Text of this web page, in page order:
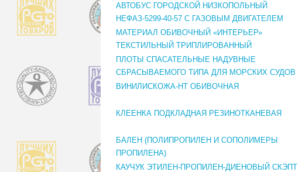
АВТОБУС ГОРОДСКОЙ НИЗКОПОЛЬНЫЙ
НЕФАЗ-5299-40-57 С ГАЗОВЫМ ДВИГАТЕЛЕМ
МАТЕРИАЛ ОБИВОЧНЫЙ «ИНТЕРЬЕР»
ТЕКСТИЛЬНЫЙ ТРИПЛИРОВАННЫЙ
ПЛОТЫ СПАСАТЕЛЬНЫЕ НАДУВНЫЕ
СБРАСЫВАЕМОГО ТИПА ДЛЯ МОРСКИХ СУДОВ
ВИНИЛИСКОЖА-НТ ОБИВОЧНАЯ
КЛЕЕНКА ПОДКЛАДНАЯ РЕЗИНОТКАНЕВАЯ
БАЛЕН (ПОЛИПРОПИЛЕН И СОПОЛИМЕРЫ
ПРОПИЛЕНА)
КАУЧУК ЭТИЛЕН-ПРОПИЛЕН-ДИЕНОВЫЙ СКЭПТ